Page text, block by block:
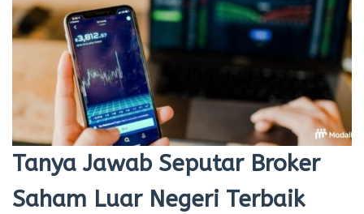
Tanya Jawab Seputar Broker
Saham Luar Negeri Terbaik